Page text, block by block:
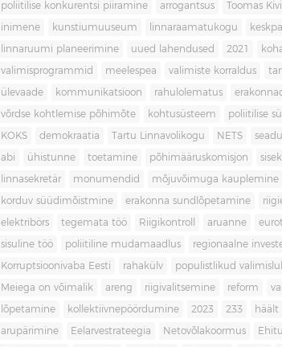
poliitilise konkurentsi piiramine arrogantsus Toomas
inimene kunstiumuuseum linnaraamatukogu
linnaruumi planeerimine uued lahendused 2021
valimisprogrammid meelespea valimiste korraldus
ülevaade kommunikatsioon rahulolematus
võrdse kohtlemise põhimõte kohtusüsteem poliitilise
KOKS demokraatia Tartu Linnavolikogu NETS
abi ühistunne toetamine põhimääruskomisjon
linnasekretär monumendid mõjuvõimuga kauplemine
korduv süüdimõistmine erakonna sundlõpetamine
elektribörs tegemata töö Riigikontroll aruanne
sisuline töö poliitiline mudamaadlus regionaalne
Korruptsioonivaba Eesti rahakülv populistlikud
Meiega on võimalik areng riigivalitsemine reform
lõpetamine kollektiivnepöördumine 2023 233 häält
arupärimine Eelarvestrateegia Netovõlakoormus